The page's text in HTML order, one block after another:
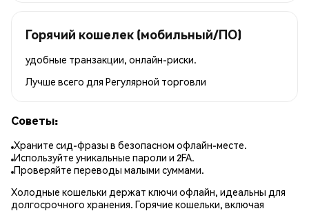
Горячий кошелек (мобильный/ПО)
удобные транзакции, онлайн-риски.
Лучше всего для Регулярной торговли
Советы:
Храните сид-фразы в безопасном офлайн-месте.
Используйте уникальные пароли и 2FA.
Проверяйте переводы малыми суммами.
Холодные кошельки держат ключи офлайн, идеальны для
долгосрочного хранения. Горячие кошельки, включая